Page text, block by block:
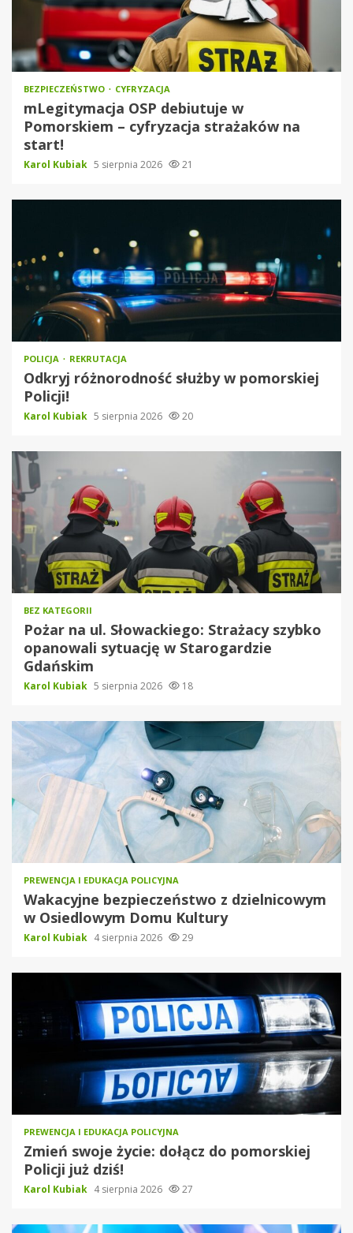
BEZPIECZEŃSTWO CYFRYZACJA
mLegitymacja OSP debiutuje w
Pomorskiem – cyfryzacja strażaków na
start!
Karol Kubiak 5 sierpnia 2026 21
POLICJA REKRUTACJA
Odkryj różnorodność służby w pomorskiej
Policji!
Karol Kubiak 5 sierpnia 2026 20
BEZ KATEGORII
Pożar na ul. Słowackiego: Strażacy szybko
opanowali sytuację w Starogardzie
Gdańskim
Karol Kubiak 5 sierpnia 2026 18
PREWENCJA I EDUKACJA POLICYJNA
Wakacyjne bezpieczeństwo z dzielnicowym
w Osiedlowym Domu Kultury
Karol Kubiak 4 sierpnia 2026 29
PREWENCJA I EDUKACJA POLICYJNA
Zmień swoje życie: dołącz do pomorskiej
Policji już dziś!
Karol Kubiak 4 sierpnia 2026 27